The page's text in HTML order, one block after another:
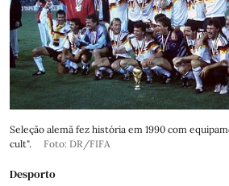
Seleção alemã fez história em 1990 com
cult".
Foto: DR/FIFA
Desporto